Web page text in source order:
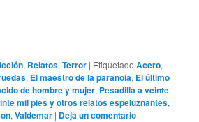
, Relatos,Terror | Etiquetado Acero,
, El maestro de la paranoia, El último
de hombre y mujer, Pesadilla a veinte
mil pies y otros relatos espeluznantes,
,Valdemar | Deja un comentario